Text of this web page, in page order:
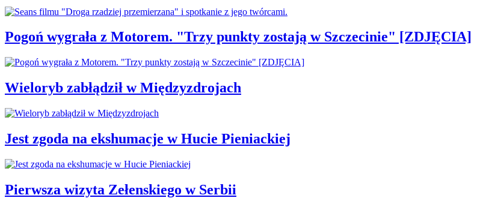
Pogoń wygrała z Motorem. "Trzy punkty zostają w Szczecinie" [ZDJĘCIA]
Wieloryb zabłądził w Międzyzdrojach
Jest zgoda na ekshumacje w Hucie Pieniackiej
Pierwsza wizyta Zełenskiego w Serbii